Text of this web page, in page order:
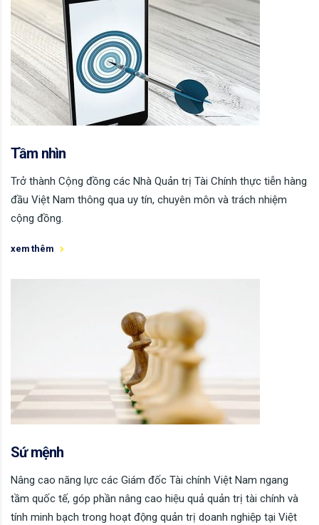
Tầm nhìn
Trở thành Cộng đồng các Nhà Quản trị Tài Chính thực tiễn hàng
đầu Việt Nam thông qua uy tín, chuyên môn và trách nhiệm
cộng đồng.
xem thêm
Sứ mệnh
Nâng cao năng lực các Giám đốc Tài chính Việt Nam ngang
tầm quốc tế, góp phần nâng cao hiệu quả quản trị tài chính và
tính minh bạch trong hoạt động quản trị doanh nghiệp tại Việt